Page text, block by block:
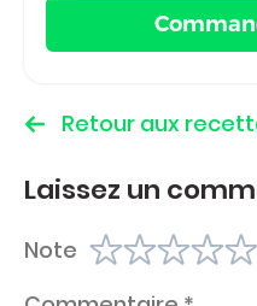
Retour aux
Laissez un
Note